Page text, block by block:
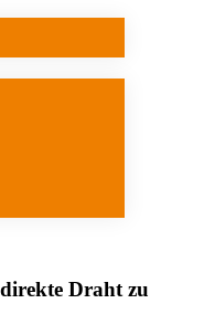
Draht zu